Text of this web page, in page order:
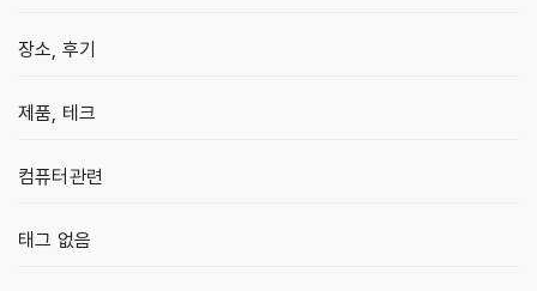
장소, 후기
제품, 테크
컴퓨터관련
태그 없음